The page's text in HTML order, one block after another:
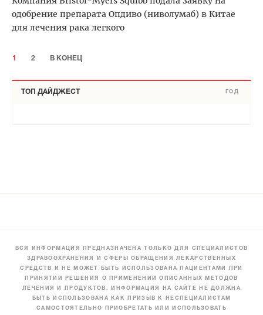
одобрение препарата Опдиво (ниволумаб) в Китае
для лечения рака легкого
1 2 В КОНЕЦ
ТОП ДАЙДЖЕСТ ГОД
ВСЯ ИНФОРМАЦИЯ ПРЕДНАЗНАЧЕНА ТОЛЬКО ДЛЯ СПЕЦИАЛИСТОВ
ЗДРАВООХРАНЕНИЯ И СФЕРЫ ОБРАЩЕНИЯ ЛЕКАРСТВЕННЫХ
СРЕДСТВ И НЕ МОЖЕТ БЫТЬ ИСПОЛЬЗОВАНА ПАЦИЕНТАМИ ПРИ
ПРИНЯТИИ РЕШЕНИЯ О ПРИМЕНЕНИИ ОПИСАННЫХ МЕТОДОВ
ЛЕЧЕНИЯ И ПРОДУКТОВ. ИНФОРМАЦИЯ НА САЙТЕ НЕ ДОЛЖНА
БЫТЬ ИСПОЛЬЗОВАНА КАК ПРИЗЫВ К НЕСПЕЦИАЛИСТАМ
САМОСТОЯТЕЛЬНО ПРИОБРЕТАТЬ ИЛИ ИСПОЛЬЗОВАТЬ